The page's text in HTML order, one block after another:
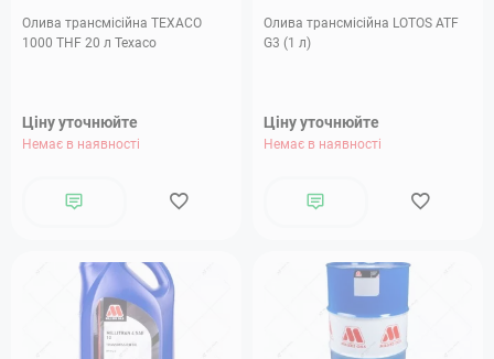
Олива трансмісійна TEXACO
1000 THF 20 л Texaco
Ціну уточнюйте
Немає в наявності
Олива трансмісійна LOTOS ATF
G3 (1 л)
Ціну уточнюйте
Немає в наявності